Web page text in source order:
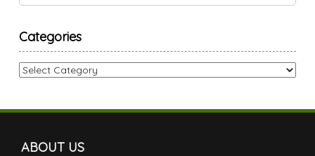
Categories
Categories
ABOUT US